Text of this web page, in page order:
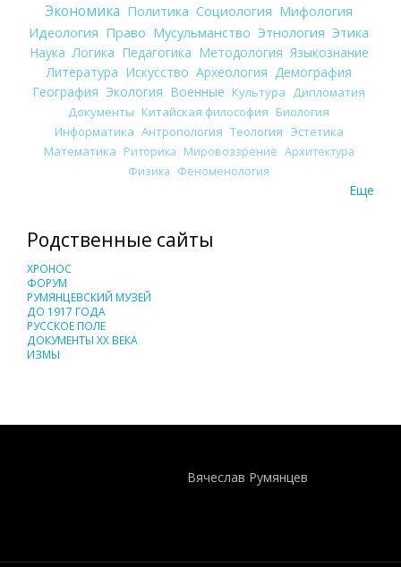
Экономика Политика Социология Мифология
Идеология Право Мусульманство Этнология Этика
Наука Логика Педагогика Методология Языкознание
Литература Искусство Археология Демография
География Экология Военные Культура
Дипломатия
Документы Китайская философия Биология
Информатика Антропология Теология Эстетика
Математика Риторика Мировоззрение Архитектура
Физика Феноменология
Еще
Родственные сайты
ХРОНОС
ФОРУМ
РУМЯНЦЕВСКИЙ МУЗЕЙ
ДО 1917 ГОДА
РУССКОЕ ПОЛЕ
ДОКУМЕНТЫ XX ВЕКА
ИЗМЫ
Вячеслав Румянцев